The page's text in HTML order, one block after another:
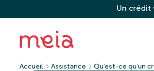
Un crédit
Accueil Assistance
Qu’est-ce qu’un